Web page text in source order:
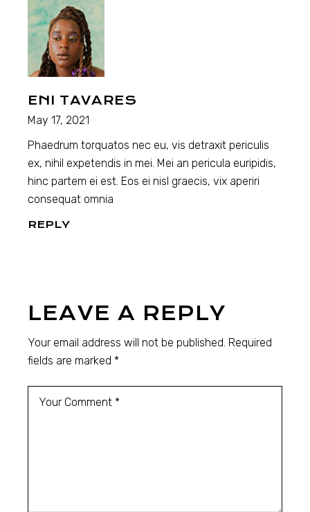
ENI TAVARES
May 17, 2021
Phaedrum torquatos nec eu, vis detraxit periculis
ex, nihil expetendis in mei. Mei an pericula euripidis,
hinc partem ei est. Eos ei nisl graecis, vix aperiri
consequat omnia
REPLY
LEAVE A REPLY
Your email address will not be published. Required
fields are marked *